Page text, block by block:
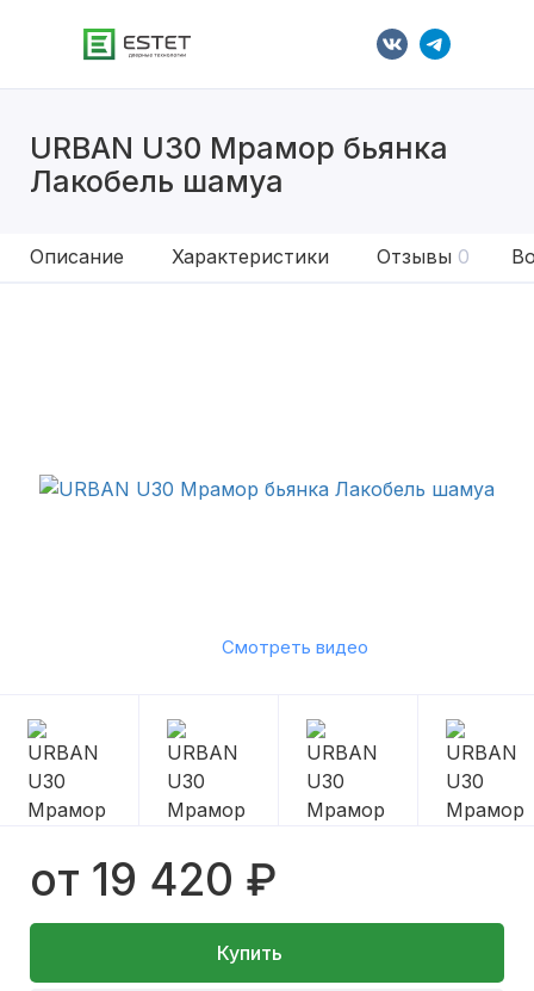
URBAN U30 Мрамор бьянка
Лакобель шамуа
Описание Характеристики Отзывы 0
Смотреть видео
от 19 420 ₽
Купить